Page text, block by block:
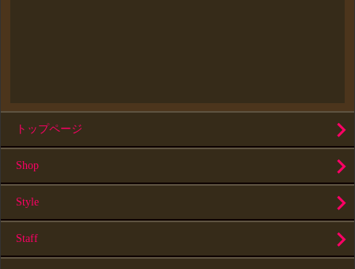
トップページ
Shop
Style
Staff